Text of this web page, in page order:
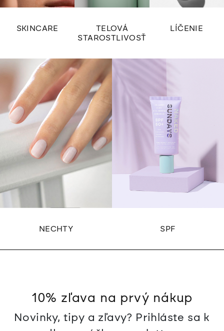
SKINCARE
TELOVÁ
STAROSTLIVOSŤ
LÍČENIE
NECHTY SPF
10% zľava na prvý nákup
Novinky, tipy a zľavy? Prihláste sa k